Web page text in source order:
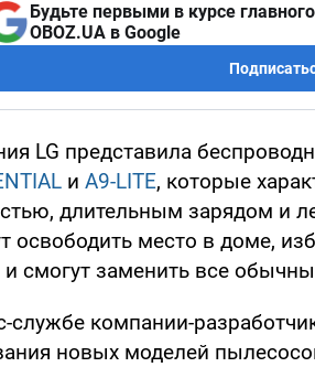
Будьте первыми в курсе
OBOZ.UA в Google
LG представила
и A9-LITE, которые
длительным зарядом и
освободить место в доме,
и смогут заменить все
службе компании-
новых моделей